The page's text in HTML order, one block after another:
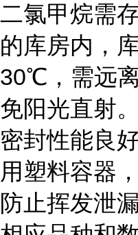
二氯甲烷需
的库房内，
30℃，需远
免阳光直射
密封性能良
用塑料容器
防止挥发泄